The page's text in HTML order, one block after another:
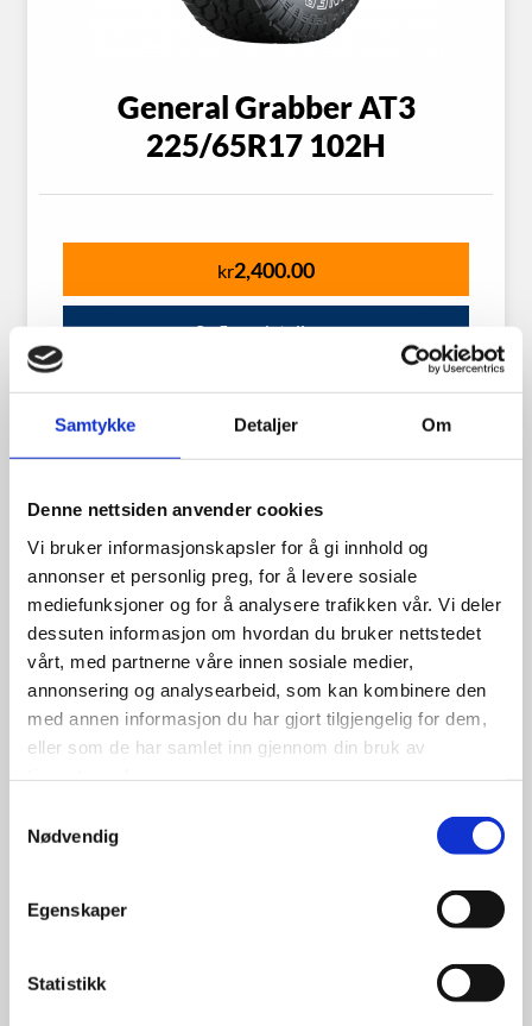
Samtykke Detaljer Om
Denne nettsiden anvender cookies
Vi bruker informasjonskapsler for å gi innhold og
annonser et personlig preg, for å levere sosiale
mediefunksjoner og for å analysere trafikken vår. Vi deler
dessuten informasjon om hvordan du bruker nettstedet
vårt, med partnerne våre innen sosiale medier,
annonsering og analysearbeid, som kan kombinere den
med annen informasjon du har gjort tilgjengelig for dem,
eller som de har samlet inn gjennom din bruk av
Nødvendig
Egenskaper
Statistikk
General Grabber AT3
225/65R17 102H
kr2,400.00
Se flere detaljer
Antares Grip 235/65R18 110S |